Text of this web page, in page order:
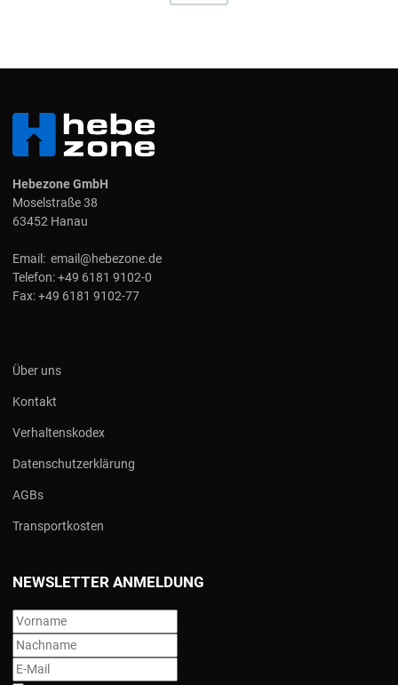
Hebezone GmbH
Moselstraße 38
63452 Hanau
Email: email@hebezone.de
Telefon:+49 6181 9102-0
Fax:+49 6181 9102-77
Über uns
Kontakt
Verhaltenskodex
Datenschutzerklärung
AGBs
Transportkosten
NEWSLETTER ANMELDUNG